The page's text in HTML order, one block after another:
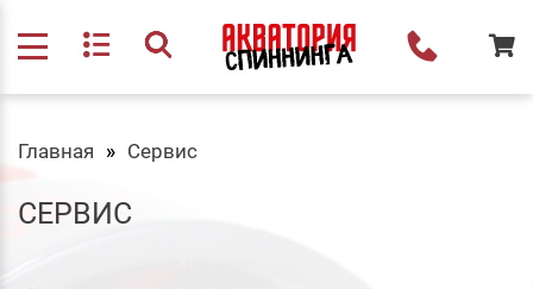
Главная Cервис
CЕРВИС